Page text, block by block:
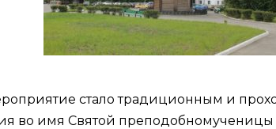
стало традиционным и
во имя Святой преподобномученицы